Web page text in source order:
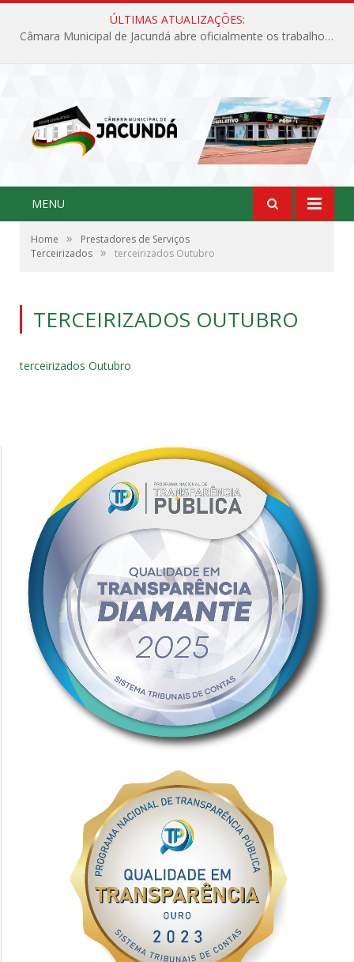
ÚLTIMAS ATUALIZAÇÕES:
Câmara Municipal de Jacundá abre oficialmente os trabalhos legislativos de 2026
MENU
Home »
Prestadores de Serviços
Terceirizados » terceirizados Outubro
TERCEIRIZADOS OUTUBRO
terceirizados Outubro